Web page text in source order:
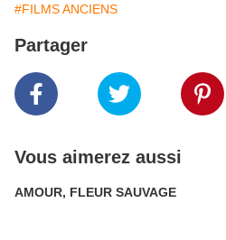
#FILMS ANCIENS
Partager
Vous aimerez aussi
AMOUR, FLEUR SAUVAGE